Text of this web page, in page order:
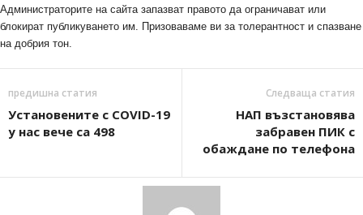
Администраторите на сайта запазват правото да ограничават или
блокират публикуването им. Призоваваме ви за толерантност и спазване
на добрия тон.
предишна статия
Установените с COVID-19
у нас вече са 498
Следваща статия
НАП възстановява
забравен ПИК с
обаждане по телефона